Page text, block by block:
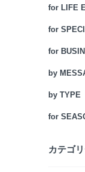
for LIFE
すべて
結婚祝
新居祝
出産祝い
for
すべて
転職祝
独立祝い
記念日
for
すべて
開店・
周年祝
by
すべて
いつも
by TYPE
すべて
for
カテゴ